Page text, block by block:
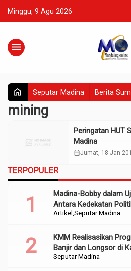
Minggu, 9 Agu 2026
menu
home Seputar Madina Berita
mining
Peringatan HUT
Madina
calendar_monthJumat, 18 Jan
TERPOPULER
Artikel Seputar Madina
Madina-Bobby dalam
Antara Kedekatan
Perencanaan
Seputar Madina
KMM Realisasikan
Banjir dan Longsor di